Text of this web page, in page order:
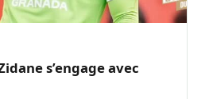
s’engage avec